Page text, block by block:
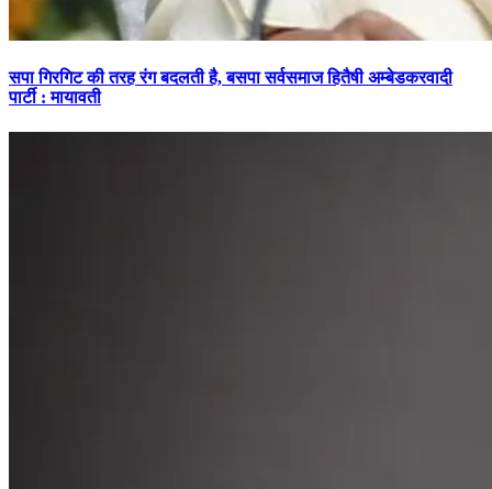
सपा गिरगिट की तरह रंग बदलती है, बसपा सर्वसमाज हितैषी अम्बेडकरवादी
पार्टी : मायावती